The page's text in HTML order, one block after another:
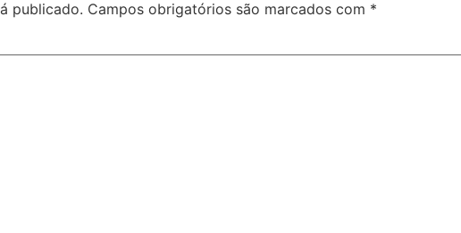
publicado. Campos obrigatórios são marcados com *